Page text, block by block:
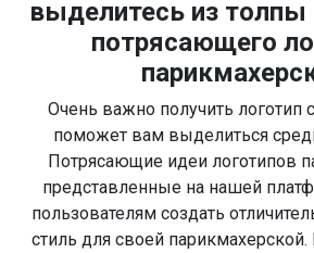
выделитесь из
потрясающего
Очень важно получить логотип
поможет вам выделиться
Потрясающие идеи логотипов
представленные на нашей
пользователям создать
стиль для своей